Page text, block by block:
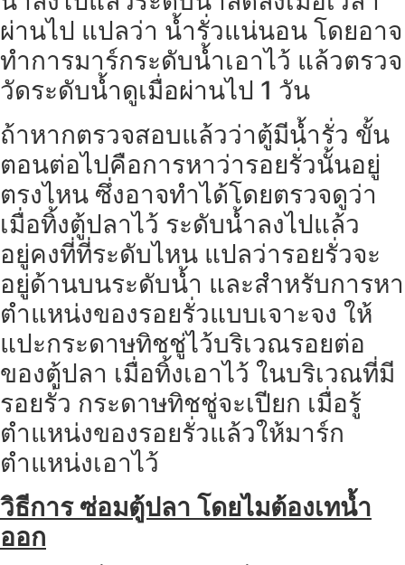
ผ่านไป แปลว่า น้ำรั่วแน่นอน โดยอาจ
ทำการมาร์กระดับน้ำเอาไว้ แล้วตรวจ
วัดระดับน้ำดูเมื่อผ่านไป 1 วัน
ถ้าหากตรวจสอบแล้วว่าตู้มีน้ำรั่ว ขั้น
ตอนต่อไปคือการหาว่ารอยรั่วนั้นอยู่
ตรงไหน ซึ่งอาจทำได้โดยตรวจดูว่า
เมื่อทิ้งตู้ปลาไว้ ระดับน้ำลงไปแล้ว
อยู่คงที่ที่ระดับไหน แปลว่ารอยรั่วจะ
อยู่ด้านบนระดับน้ำ และสำหรับการหา
ตำแหน่งของรอยรั่วแบบเจาะจง ให้
แปะกระดาษทิชชู่ไว้บริเวณรอยต่อ
ของตู้ปลา เมื่อทิ้งเอาไว้ ในบริเวณที่มี
รอยรั่ว กระดาษทิชชู่จะเปียก เมื่อรู้
ตำแหน่งของรอยรั่วแล้วให้มาร์ก
ตำแหน่งเอาไว้
วิธีการ ซ่อมตู้ปลา โดยไมต้องเทน้ำ
ออก